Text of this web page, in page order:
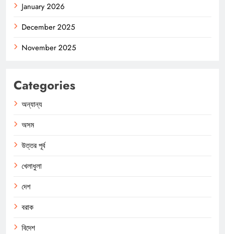
January 2026
December 2025
November 2025
Categories
অন্যান্য
অসম
উত্তর পূর্ব
খেলাধুলা
দেশ
বরাক
বিদেশ